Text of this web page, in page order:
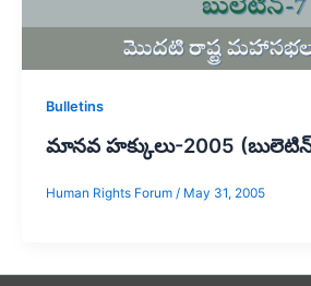
Bulletins
మానవ హక్కులు-2005
Human Rights Forum / May 31, 2005